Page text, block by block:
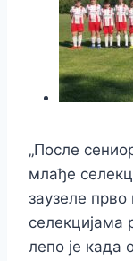
„После
млађе
заузеле
селекцијама
лепо је када